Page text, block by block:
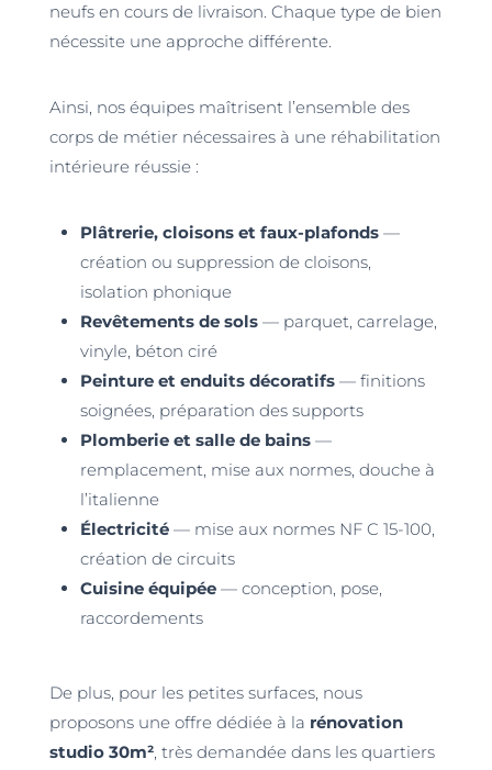
neufs en cours de livraison. Chaque type de bien
nécessite une approche différente.
Ainsi, nos équipes maîtrisent l’ensemble des
corps de métier nécessaires à une réhabilitation
intérieure réussie :
Plâtrerie, cloisons et faux-plafonds—
création ou suppression de cloisons,
isolation phonique
Revêtements de sols— parquet, carrelage,
vinyle, béton ciré
Peinture et enduits décoratifs— finitions
soignées, préparation des supports
Plomberie et salle de bains—
remplacement, mise aux normes, douche à
l’italienne
Électricité— mise aux normes NF C 15-100,
création de circuits
Cuisine équipée— conception, pose,
raccordements
De plus, pour les petites surfaces, nous
proposons une offre dédiée à la rénovation
studio 30m², très demandée dans les quartiers